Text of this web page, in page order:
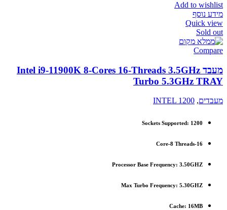
Add to wishlist
מידע נוסף
Quick view
Sold out
Compare
מעבד Intel i9-11900K 8-Cores 16-Threads 3.5GHz
Turbo 5.3GHz TRAY
מעבדים,
INTEL 1200
Sockets Supported: 1200
Core-8 Threads-16
Processor Base Frequency: 3.50GHZ
Max Turbo Frequency: 5.30GHZ
Cache: 16MB